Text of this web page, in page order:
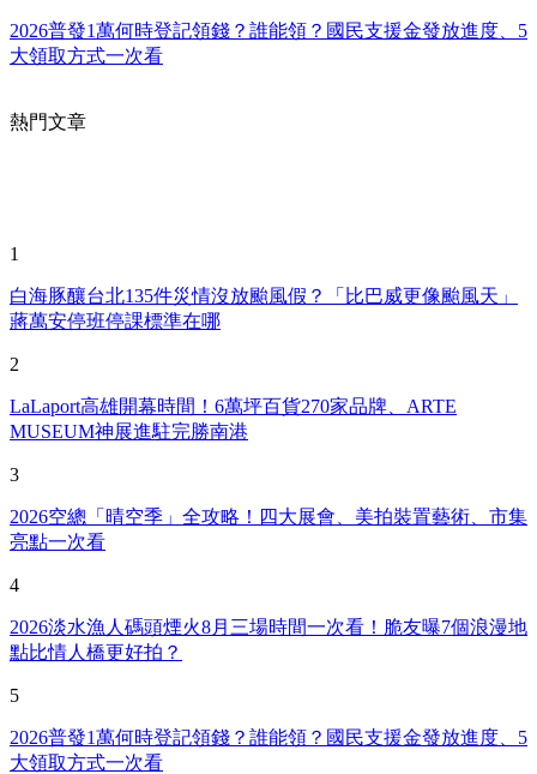
2026普發1萬何時登記領錢？誰能領？國民支援金發放進度、5
大領取方式一次看
熱門文章
1
白海豚釀台北135件災情沒放颱風假？「比巴威更像颱風天」
蔣萬安停班停課標準在哪
2
LaLaport高雄開幕時間！6萬坪百貨270家品牌、ARTE
MUSEUM神展進駐完勝南港
3
2026空總「晴空季」全攻略！四大展會、美拍裝置藝術、市集
亮點一次看
4
2026淡水漁人碼頭煙火8月三場時間一次看！脆友曝7個浪漫地
點比情人橋更好拍？
5
2026普發1萬何時登記領錢？誰能領？國民支援金發放進度、5
大領取方式一次看